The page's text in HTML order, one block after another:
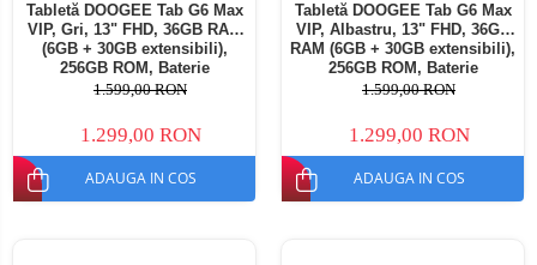
Telefoane mobile HUAWEI
Telefoane mobile iHunt
Telefoane mobile Xiaomi
Telefoane mobile Realme
Telefoane mobile ZTE Nubia
Tabletă DOOGEE Tab G6 Max
VIP, Gri, 13" FHD, 36GB RAM
(6GB + 30GB extensibili),
256GB ROM, Baterie
10800mAh, Android, Wi-Fi
1.599,00 RON
1.299,00 RON
ADAUGA IN COS
Tabletă DOOGEE Tab G6 Max
VIP, Albastru, 13" FHD, 36GB
RAM (6GB + 30GB extensibili),
256GB ROM, Baterie
10800mAh, Android, Wi-Fi
1.599,00 RON
1.299,00 RON
ADAUGA IN COS